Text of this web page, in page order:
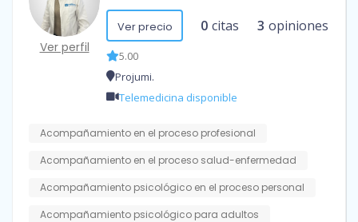
Ver perfil
Ver precio 0 citas 3 opiniones
5.00
Projumi.
Telemedicina disponible
Acompañamiento en el proceso profesional
Acompañamiento en el proceso salud-enfermedad
Acompañamiento psicológico en el proceso personal
Acompañamiento psicológico para adultos